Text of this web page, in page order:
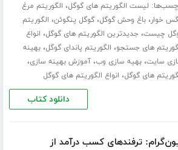
لیست الگوریتم های گوگل، الگوریتم مرغ
خوار،باغ وحش گوگل،گوگل پنگوئن، الگوریتم
چیست، جدیدترین الگوریتم های گوگل، انواع
های جستجو، الگوریتم پاندای گوگل،بهینه
سایت،بهیه سازی وب،آموزش بهینه سازی،
های گوگل، انواع الگوریتم های گوگل
دانلود کتاب
ترفندهای کسب درآمد از